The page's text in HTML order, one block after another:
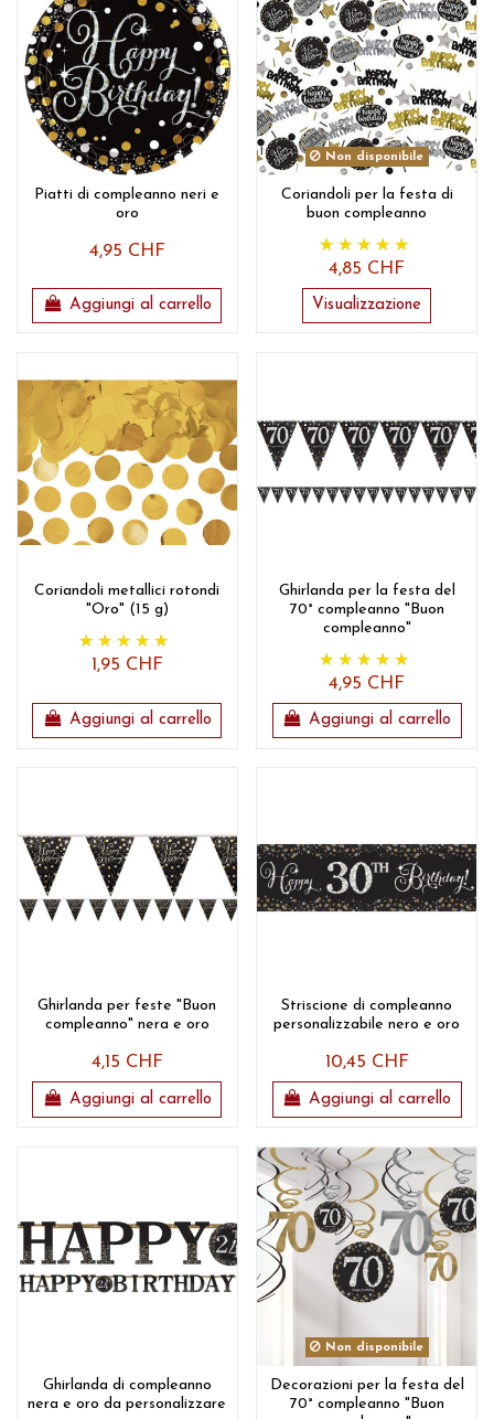
Piatti di compleanno neri e
oro
4,95 CHF
Aggiungi al carrello
Non disponibile
Coriandoli per la festa di
buon compleanno
4,85 CHF
Visualizzazione
Coriandoli metallici rotondi
"Oro" (15 g)
1,95 CHF
Aggiungi al carrello
Ghirlanda per la festa del
70° compleanno "Buon
compleanno"
4,95 CHF
Aggiungi al carrello
Ghirlanda per feste "Buon
compleanno" nera e oro
4,15 CHF
Aggiungi al carrello
Striscione di compleanno
personalizzabile nero e oro
10,45 CHF
Aggiungi al carrello
Ghirlanda di compleanno
nera e oro da personalizzare
Non disponibile
Decorazioni per la festa del
70° compleanno "Buon